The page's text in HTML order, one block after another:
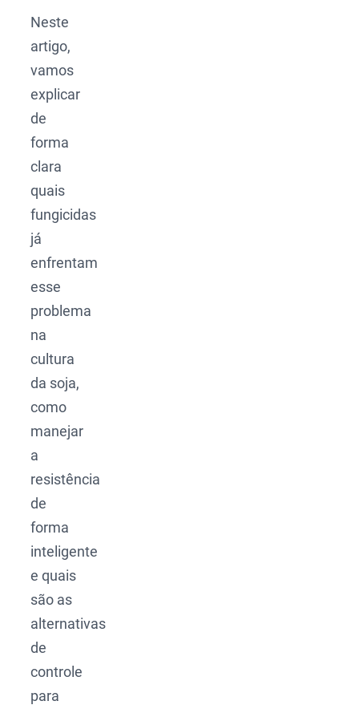
Neste
artigo,
vamos
explicar
de
forma
clara
quais
fungicidas
já
enfrentam
esse
problema
na
cultura
da soja,
como
manejar
a
resistência
de
forma
inteligente
e quais
são as
alternativas
de
controle
para